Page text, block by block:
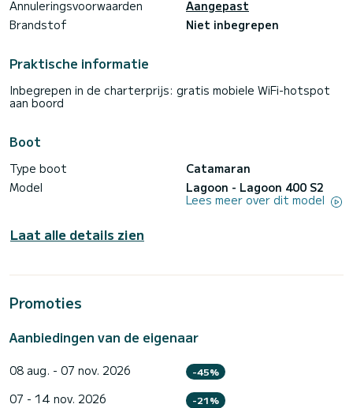
Annuleringsvoorwaarden
Aangepast
Brandstof
Niet inbegrepen
Praktische informatie
Inbegrepen in de charterprijs: gratis mobiele WiFi-hotspot
aan boord
Boot
Type boot
Catamaran
Model
Lagoon - Lagoon 400 S2
Lees meer over dit model
Laat alle details zien
Promoties
Aanbiedingen van de eigenaar
08 aug. - 07 nov. 2026 -45%
07 - 14 nov. 2026 -21%